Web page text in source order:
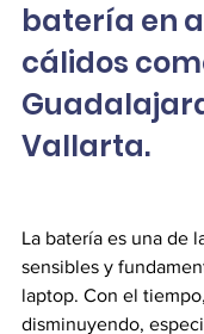
batería en
cálidos
Vallarta.
La batería es una de
sensibles y
laptop. Con el
disminuyendo,